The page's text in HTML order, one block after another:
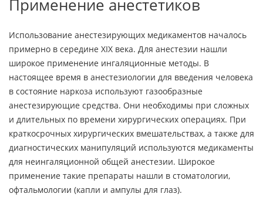
Применение анестетиков
Использование анестезирующих медикаментов началось
примерно в середине XIX века. Для анестезии нашли
широкое применение ингаляционные методы. В
настоящее время в анестезиологии для введения человека
в состояние наркоза используют газообразные
анестезирующие средства. Они необходимы при сложных
и длительных по времени хирургических операциях. При
краткосрочных хирургических вмешательствах, а также для
диагностических манипуляций используются медикаменты
для неингаляционной общей анестезии. Широкое
применение такие препараты нашли в стоматологии,
офтальмологии (капли и ампулы для глаз).